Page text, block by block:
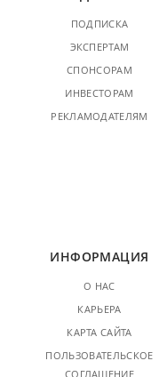
ПОДПИСКА
ЭКСПЕРТАМ
СПОНСОРАМ
ИНВЕСТОРАМ
РЕКЛАМОДАТЕЛЯМ
ИНФОРМАЦИЯ
О НАС
КАРЬЕРА
КАРТА САЙТА
ПОЛЬЗОВАТЕЛЬСКОЕ
СОГЛАШЕНИЕ